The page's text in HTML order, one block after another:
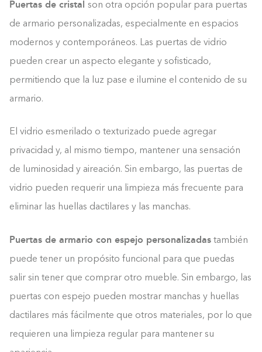
Puertas de cristal son otra opción popular para puertas
de armario personalizadas, especialmente en espacios
modernos y contemporáneos. Las puertas de vidrio
pueden crear un aspecto elegante y sofisticado,
permitiendo que la luz pase e ilumine el contenido de su
armario.
El vidrio esmerilado o texturizado puede agregar
privacidad y, al mismo tiempo, mantener una sensación
de luminosidad y aireación. Sin embargo, las puertas de
vidrio pueden requerir una limpieza más frecuente para
eliminar las huellas dactilares y las manchas.
Puertas de armario con espejo personalizadas también
puede tener un propósito funcional para que puedas
salir sin tener que comprar otro mueble. Sin embargo, las
puertas con espejo pueden mostrar manchas y huellas
dactilares más fácilmente que otros materiales, por lo que
requieren una limpieza regular para mantener su